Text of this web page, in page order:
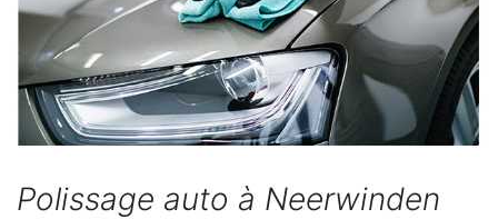
Polissage auto à Neerwinden